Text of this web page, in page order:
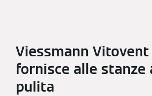
Viessmann Vitovent
fornisce alle stanze
pulita